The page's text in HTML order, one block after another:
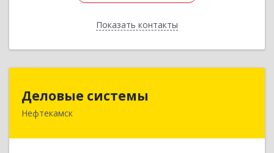
Показать контакты
Назад
Деловые системы
Нефтекамск452689, Башкортостан Респ, Нефтекамск г,